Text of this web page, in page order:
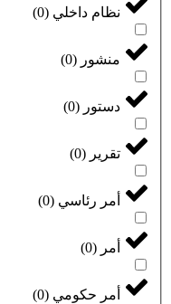
نظام داخلي (
0
)
منشور (
0
)
دستور (
0
)
تقرير (
0
)
أمر رئاسي (
0
)
أمر (
0
)
أمر حكومي (
0
)